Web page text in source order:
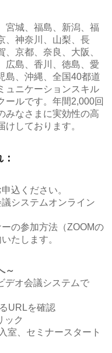
宮城、福島、新潟、福
、神奈川、山梨、長
京都、奈良、大阪、
広島、香川、徳島、愛
島、沖縄、全国40都道
ュニケーションスキル
ールです。年間2,000回
みなさまに実効性の高
しております。
込ください。
システムオンライン
の参加方法（ZOOMの
たします。
～
デオ会議システムで
URLを確認
ック
室、セミナースタート